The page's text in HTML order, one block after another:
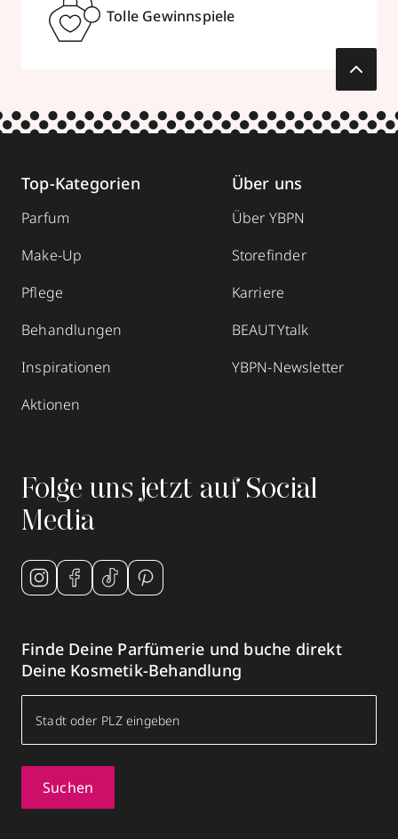
Tolle Gewinnspiele
Top-Kategorien
Parfum
Make-Up
Pflege
Behandlungen
Inspirationen
Aktionen
Über uns
Über YBPN
Storefinder
Karriere
BEAUTYtalk
YBPN-Newsletter
Folge uns jetzt auf Social
Media
Finde Deine Parfümerie und buche direkt
Deine Kosmetik-Behandlung
Suchen